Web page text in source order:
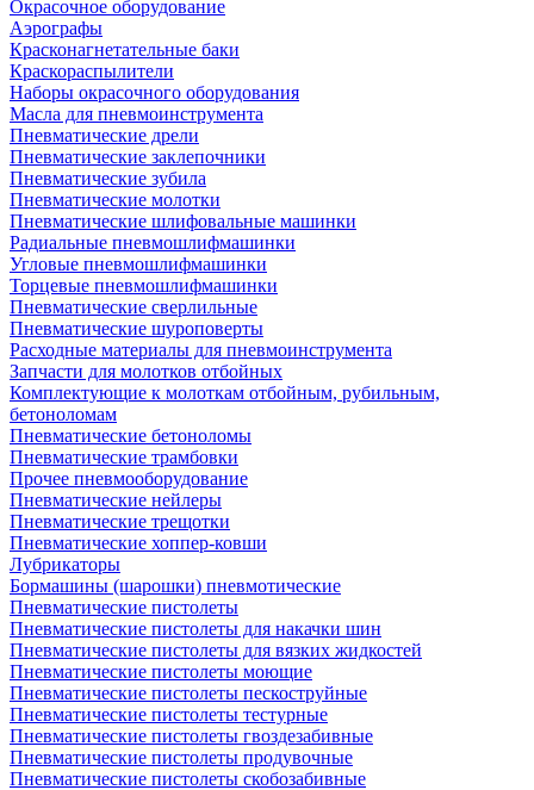
Окрасочное оборудование
Аэрографы
Красконагнетательные баки
Краскораспылители
Наборы окрасочного оборудования
Масла для пневмоинструмента
Пневматические дрели
Пневматические заклепочники
Пневматические зубила
Пневматические молотки
Пневматические шлифовальные машинки
Радиальные пневмошлифмашинки
Угловые пневмошлифмашинки
Торцевые пневмошлифмашинки
Пневматические сверлильные
Пневматические шуроповерты
Расходные материалы для пневмоинструмента
Запчасти для молотков отбойных
Комплектующие к молоткам отбойным, рубильным,
бетоноломам
Пневматические бетоноломы
Пневматические трамбовки
Прочее пневмооборудование
Пневматические нейлеры
Пневматические трещотки
Пневматические хоппер-ковши
Лубрикаторы
Бормашины (шарошки) пневмотические
Пневматические пистолеты
Пневматические пистолеты для накачки шин
Пневматические пистолеты для вязких жидкостей
Пневматические пистолеты моющие
Пневматические пистолеты пескоструйные
Пневматические пистолеты тестурные
Пневматические пистолеты гвоздезабивные
Пневматические пистолеты продувочные
Пневматические пистолеты скобозабивные